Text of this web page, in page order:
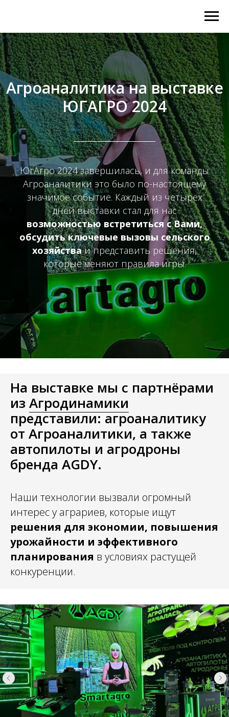
Агроаналитика на выставке
ЮГАГРО 2024
ЮгАгро 2024 завершилась, и для команды
Агроаналитики это было по-настоящему
значимое событие. Каждый из четырёх
дней выставки стал для нас
возможностью встретиться с Вами,
обсудить ключевые вызовы сельского
хозяйстваи представить решения,
которые меняют правила игры.
На выставке мы с партнёрами
из Агродинамики
представили: агроаналитику
от Агроаналитики, а также
автопилоты и агродроны
бренда AGDY.
Наши технологии вызвали огромный
интерес у аграриев, которые ищут
решения для экономии, повышения
урожайности и эффективного
планирования в условиях растущей
конкуренции.